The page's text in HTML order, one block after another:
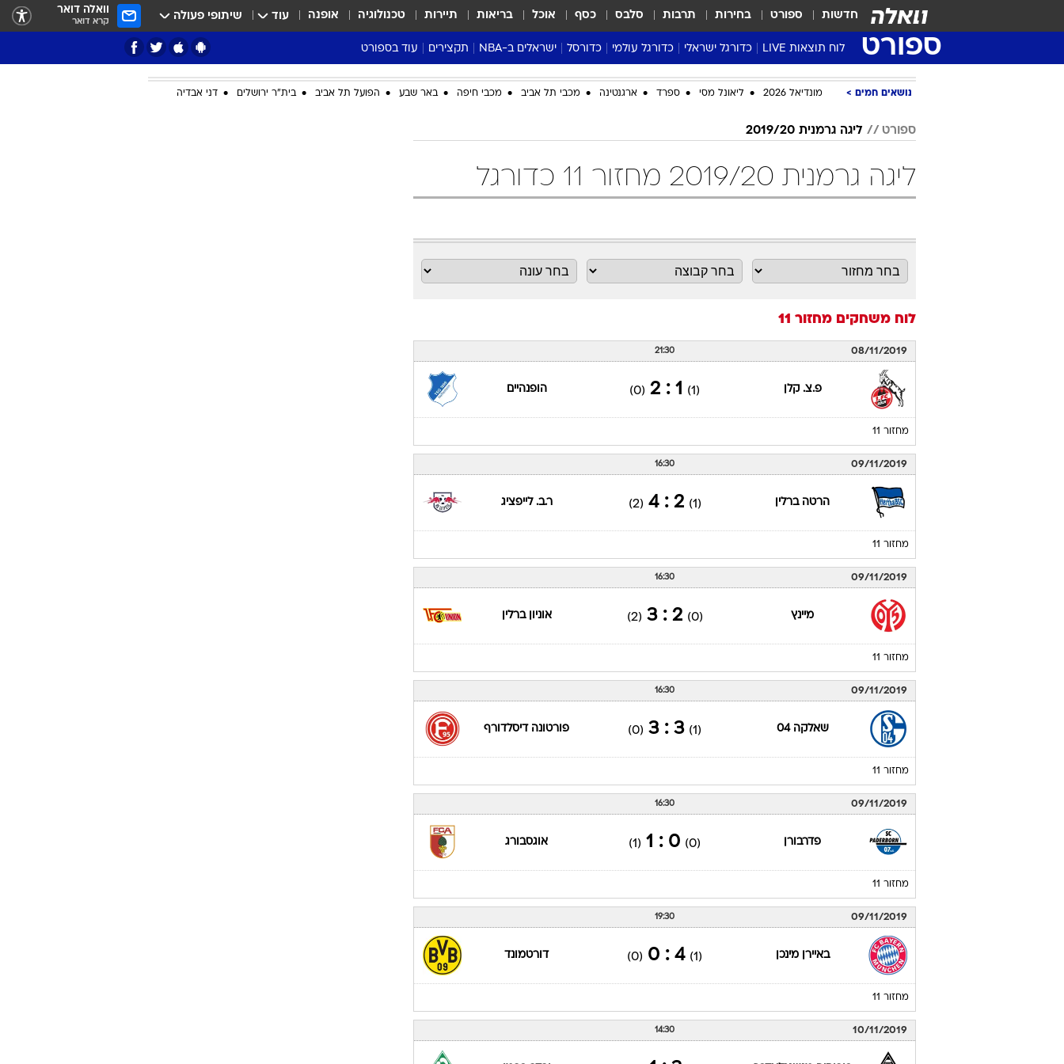
חדשות ספורט בחירות תרבות סלבס כסף אוכל בריאות תיירות טכנולוגיה אופנה עוד שיתופי פעולה וואלה דואר
קרא דואר
ספורט לוח תוצאות LIVE כדורגל ישראלי
ליגת העל Winner
גביע המדינה
שגרירים
נבחרות ישראל
ליגה א'
כדורגל עולמי
ליגה אנגלית
ליגה צרפתית
ליגת האלופות
דרום אמריקה
כדורסל
ליגת העל
נבחרות ישראל בכדורסל
כדורסל נשים
ישראלים ב-NBA
דני אבדיה
תקצירים עוד בספורט
מונדיאל 2026
NBA
אבא של שבת
סערה בממלכה
ענפים נוספים
כתבו לנו
נושאים חמים מונדיאל 2026 ליאונל מסי ספרד ארגנטינה מכבי תל אביב מכבי חיפה באר שבע הפועל תל אביב בית"ר ירושלים דני אבדיה
ספורט ליגה גרמנית 2019/20
ליגה גרמנית 2019/20 מחזור 11 כדורגל
לוח משחקים מחזור 11
08/11/2019
21:30
פ.צ. קלן (1)
1 : 2
(0) הופנהיים
מחזור 11
09/11/2019
16:30
הרטה ברלין (1)
2 : 4
(2) ר.ב. לייפציג
מחזור 11
09/11/2019
16:30
מיינץ (0)
2 : 3
(2) אוניון ברלין
מחזור 11
09/11/2019
16:30
שאלקה 04 (1)
3 : 3
(0) פורטונה דיסלדורף
מחזור 11
09/11/2019
16:30
פדרבורן (0)
0 : 1
(1) אוגסבורג
מחזור 11
09/11/2019
19:30
באיירן מינכן (1)
4 : 0
(0) דורטמונד
מחזור 11
10/11/2019
14:30